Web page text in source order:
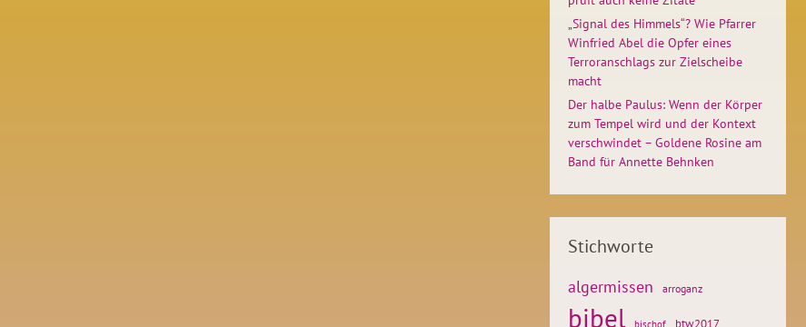
„Signal des Himmels“? Wie Pfarrer
Winfried Abel die Opfer eines
Terroranschlags zur Zielscheibe
macht
Der halbe Paulus: Wenn der Körper
zum Tempel wird und der Kontext
verschwindet – Goldene Rosine am
Band für Annette Behnken
Stichworte
algermissen arroganz
bibel bischof btw2017